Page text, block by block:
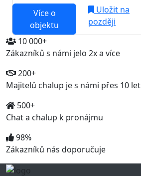
Více o
objektu
Uložit na
později
10 000+
Zákazníků s námi jelo 2x a více
200+
Majitelů chalup je s námi přes 10 let
500+
Chat a chalup k pronájmu
98%
Zákazníků nás doporučuje